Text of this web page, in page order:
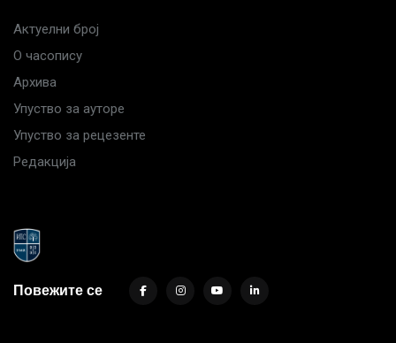
Актуелни број
О часопису
Архива
Упуство за ауторе
Упуство за рецезенте
Редакција
Повежите се